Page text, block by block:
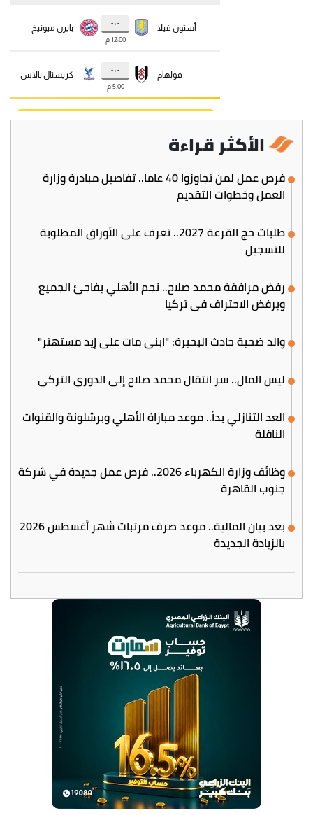
الأكثر قراءة
فرص عمل لمن تجاوزوا 40 عاما.. تفاصيل مبادرة وزارة
العمل وخطوات التقديم
طلبات حج القرعة 2027.. تعرف على الأوراق المطلوبة
للتسجيل
رفض مرافقة محمد صلاح.. نجم الأهلي يفاجئ الجميع
ويرفض الاحتراف في تركيا
والد ضحية حادث البحيرة: "ابني مات على إيد مستهتر"
ليس المال.. سر انتقال محمد صلاح إلى الدوري التركي
العد التنازلي بدأ.. موعد مباراة الأهلي وبرشلونة والقنوات
الناقلة
وظائف وزارة الكهرباء 2026.. فرص عمل جديدة في شركة
جنوب القاهرة
بعد بيان المالية.. موعد صرف مرتبات شهر أغسطس 2026
بالزيادة الجديدة